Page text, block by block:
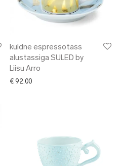
kuldne espressotass
alustassiga SULED by
Liisu Arro
€ 92.00